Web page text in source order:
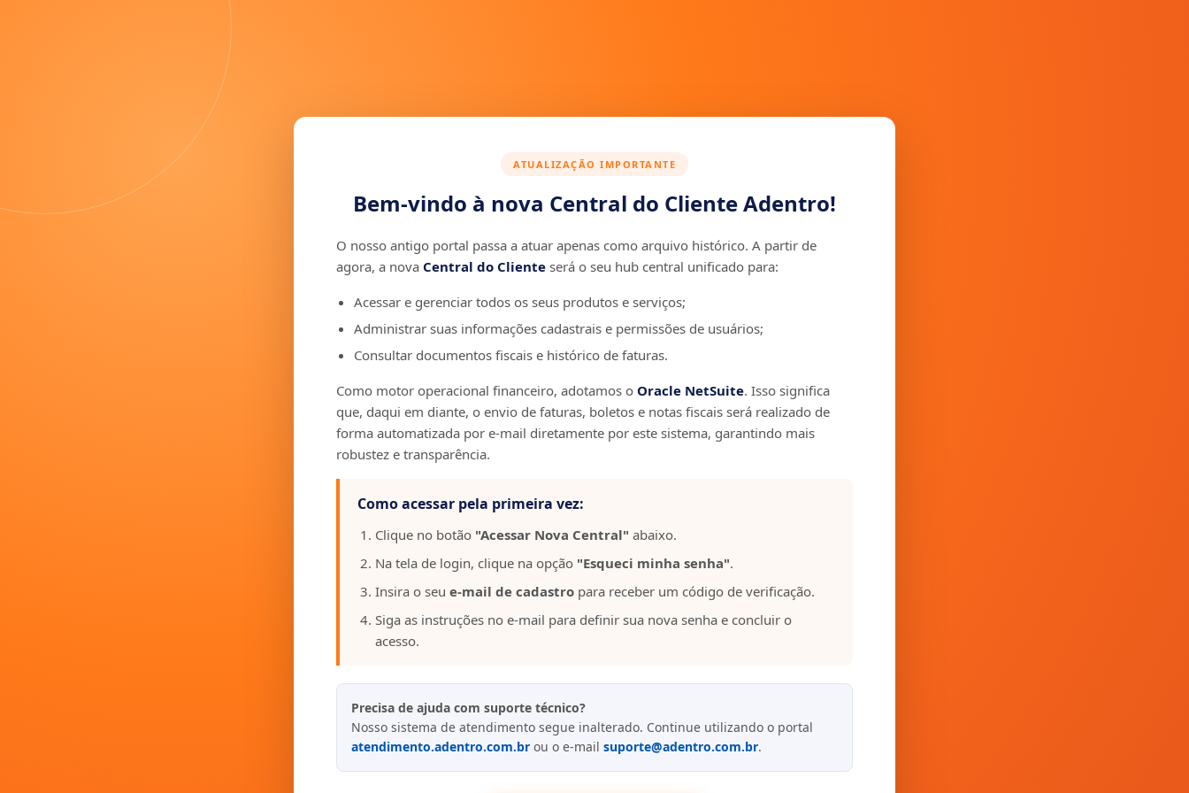
ATUALIZAÇÃO IMPORTANTE
Bem-vindo à nova Central do Cliente Adentro!
O nosso antigo portal passa a atuar apenas como arquivo histórico. A partir de
agora, a nova Central do Cliente será o seu hub central unificado para:
Acessar e gerenciar todos os seus produtos e serviços;
Administrar suas informações cadastrais e permissões de usuários;
Consultar documentos fiscais e histórico de faturas.
Como motor operacional financeiro, adotamos o Oracle NetSuite. Isso significa
que, daqui em diante, o envio de faturas, boletos e notas fiscais será realizado de
forma automatizada por e-mail diretamente por este sistema, garantindo mais
robustez e transparência.
Como acessar pela primeira vez:
Clique no botão "Acessar Nova Central" abaixo.
Na tela de login, clique na opção "Esqueci minha senha".
Insira o seu e-mail de cadastro para receber um código de verificação.
Siga as instruções no e-mail para definir sua nova senha e concluir o
acesso.
Precisa de ajuda com suporte técnico?
Nosso sistema de atendimento segue inalterado. Continue utilizando o portal
atendimento.adentro.com.br ou o e-mail suporte@adentro.com.br.